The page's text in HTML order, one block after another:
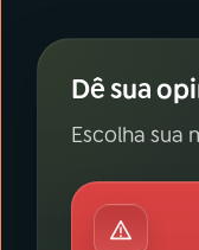
Dê sua
Escolha sua